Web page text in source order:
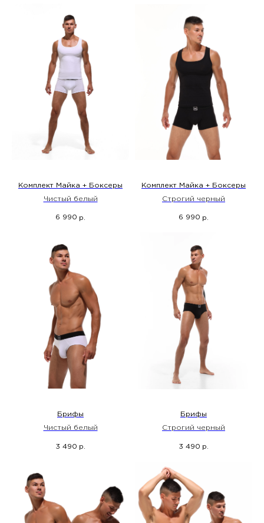
Комплект Майка + Боксеры
Чистый белый
6 990 р.
Комплект Майка + Боксеры
Строгий черный
6 990 р.
Брифы
Чистый белый
3 490 р.
Брифы
Строгий черный
3 490 р.